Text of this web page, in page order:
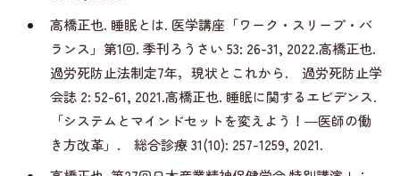
高橋正也. 睡眠とは. 医学講座「ワーク・スリープ・バ
ランス」第1回. 季刊ろうさい 53: 26-31, 2022.高橋正也.
過労死防止法制定7年，現状とこれから. 過労死防止学
会誌 2: 52-61, 2021.高橋正也. 睡眠に関するエビデンス.
「システムとマインドセットを変えよう！―医師の働
き方改革」. 総合診療 31(10): 257-1259, 2021.